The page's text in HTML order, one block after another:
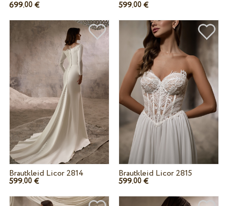
699.00€ 599.00 €
Brautkleid Licor 2814
599.00€
Brautkleid Licor 2815
599.00 €